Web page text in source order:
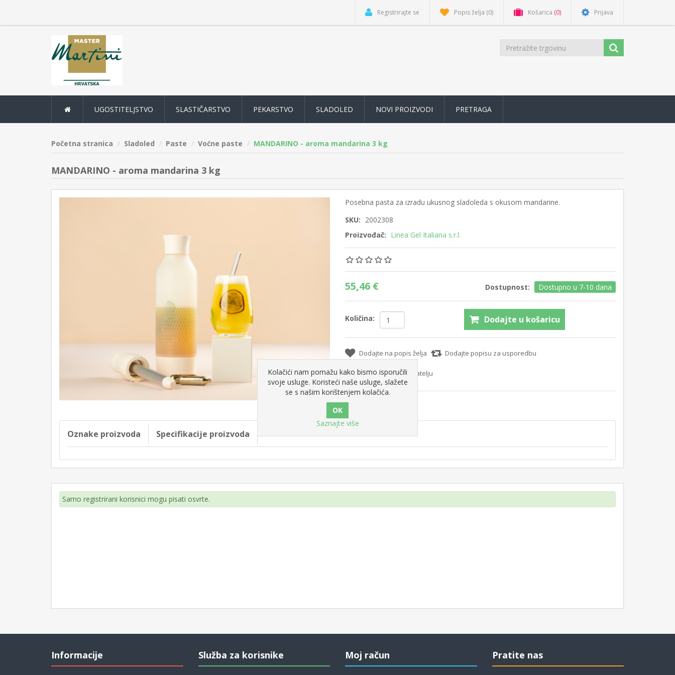
Registrirajte se Popis želja (0) Košarica (0) Prijava
UGOSTITELJSTVO SLASTIČARSTVO PEKARSTVO SLADOLED NOVI PROIZVODI PRETRAGA
Početna stranica Sladoled Paste Voćne paste MANDARINO - aroma mandarina 3 kg
MANDARINO - aroma mandarina 3 kg
Posebna pasta za izradu ukusnog sladoleda s okusom mandarine.
SKU: 2002308
Proizvođač: Linea Gel Italiana s.r.l.
55,46 € Dostupnost: Dostupno u 7-10 dana
Količina: Dodajte u košaricu
Dodajte na popis želja Dodajte popisu za usporedbu
Pošaljite e-mail prijatelju
Oznake proizvoda Specifikacije proizvoda
Samo registrirani korisnici mogu pisati osvrte.
Informacije Služba za korisnike Moj račun Pratite nas
Kolačići nam pomažu kako bismo isporučili
svoje usluge. Koristeći naše usluge, slažete
se s našim korištenjem kolačića.
Saznajte više